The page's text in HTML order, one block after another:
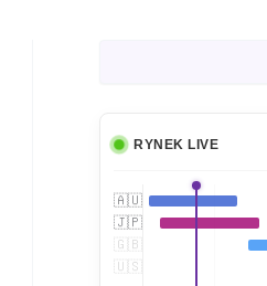
RYNEK LIVE
🇦🇺
🇯🇵
🇬🇧
🇺🇸